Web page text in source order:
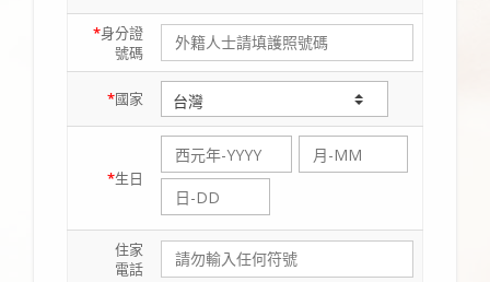
*身分證
號碼
*國家
*生日
住家
電話